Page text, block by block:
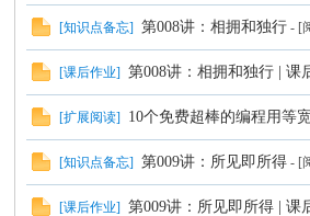
[知识点备忘] 第008讲：相拥和独行 - [
[课后作业] 第008讲：相拥和独行 | 课
[扩展阅读] 10个免费超棒的编程用等
[知识点备忘] 第009讲：所见即所得 - [
[课后作业] 第009讲：所见即所得 | 课